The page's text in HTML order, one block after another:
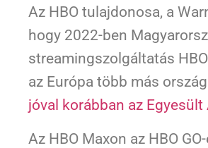
Az HBO tulajdonosa, a
hogy 2022-ben
streamingszolgáltatás
az Európa több más
jóval korábban az
Az HBO Maxon az HBO